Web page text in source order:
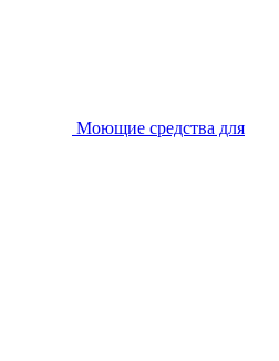
Моющие средства для